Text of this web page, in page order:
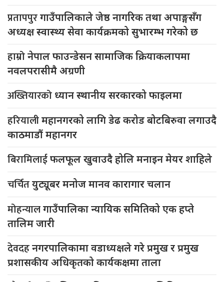
प्रतापपुरगाउँपालिकाले जेष्ठ नागरिक तथा अपाङ्गसँग
अध्यक्ष स्वास्थ्य सेवा कार्यक्रमको सुभारम्भ गरेको छ
हाम्रोनेपाल फाउन्डेसन सामाजिक क्रियाकलापमा
नवलपरासीमै अग्रणी
अख्तियारको ध्यान स्थानीय सरकारको फाइलमा
हरियालीमहानगरको लागि डेढ करोड बोटबिरुवा लगाउदै
काठमाडौं महानगर
बिरामिलाईफलफूल खुवाउदै होलि मनाइन मेयर शाहिले
चर्चितयुट्यूबर मनोज मानव कारागार चलान
मोहन्यालगाउँपालिका न्यायिक समितिको एक हप्ते
तालिम जारी
देवदहनगरपालिकामा वडाध्यक्षले गरे प्रमुख र प्रमुख
प्रशासकीय अधिकृतको कार्यकक्षमा ताला